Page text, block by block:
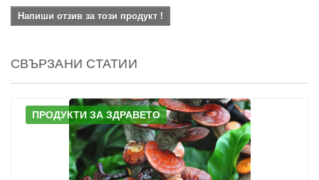
Напиши отзив за този продукт !
СВЪРЗАНИ СТАТИИ
ПРОДУКТИ ЗА ЗДРАВЕТО